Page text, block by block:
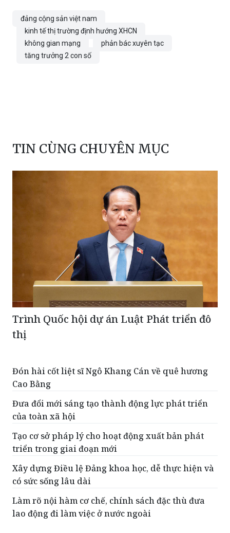
đảng cộng sản việt nam
kinh tế thị trường định hướng XHCN
không gian mạng
phản bác xuyên tạc
tăng trưởng 2 con số
TIN CÙNG CHUYÊN MỤC
Trình Quốc hội dự án Luật Phát triển đô
thị
Đón hài cốt liệt sĩ Ngô Khang Cán về quê hương
Cao Bằng
Đưa đổi mới sáng tạo thành động lực phát triển
của toàn xã hội
Tạo cơ sở pháp lý cho hoạt động xuất bản phát
triển trong giai đoạn mới
Xây dựng Điều lệ Đảng khoa học, dễ thực hiện và
có sức sống lâu dài
Làm rõ nội hàm cơ chế, chính sách đặc thù đưa
lao động đi làm việc ở nước ngoài